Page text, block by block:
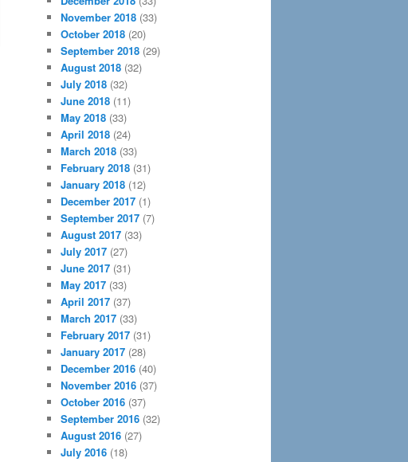
November 2018 (33)
October 2018 (20)
September 2018 (29)
August 2018 (32)
July 2018 (32)
June 2018 (11)
May 2018 (33)
April 2018 (24)
March 2018 (33)
February 2018 (31)
January 2018 (12)
December 2017 (1)
September 2017 (7)
August 2017 (33)
July 2017 (27)
June 2017 (31)
May 2017 (33)
April 2017 (37)
March 2017 (33)
February 2017 (31)
January 2017 (28)
December 2016 (40)
November 2016 (37)
October 2016 (37)
September 2016 (32)
August 2016 (27)
July 2016 (18)